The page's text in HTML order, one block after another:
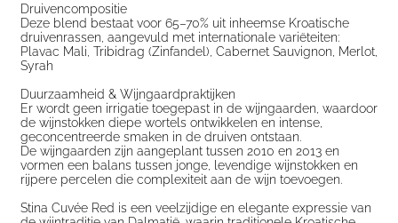
Druivencompositie
Deze blend bestaat voor 65–70% uit inheemse Kroatische
druivenrassen, aangevuld met internationale variëteiten:
Plavac Mali, Tribidrag (Zinfandel), Cabernet Sauvignon, Merlot,
Syrah
Duurzaamheid & Wijngaardpraktijken
Er wordt geen irrigatie toegepast in de wijngaarden, waardoor
de wijnstokken diepe wortels ontwikkelen en intense,
geconcentreerde smaken in de druiven ontstaan.
De wijngaarden zijn aangeplant tussen 2010 en 2013 en
vormen een balans tussen jonge, levendige wijnstokken en
rijpere percelen die complexiteit aan de wijn toevoegen.
Stina Cuvée Red is een veelzijdige en elegante expressie van